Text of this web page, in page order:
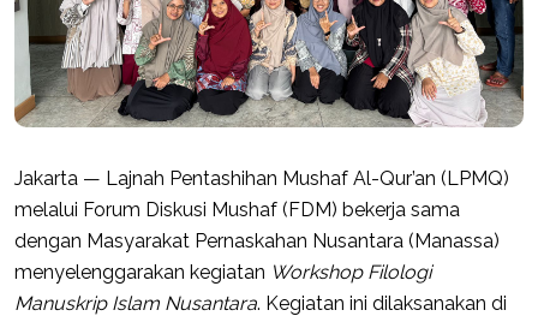
Jakarta — Lajnah Pentashihan Mushaf Al-Qur’an (LPMQ)
melalui Forum Diskusi Mushaf (FDM) bekerja sama
dengan Masyarakat Pernaskahan Nusantara (Manassa)
menyelenggarakan kegiatan Workshop Filologi
Manuskrip Islam Nusantara. Kegiatan ini dilaksanakan di